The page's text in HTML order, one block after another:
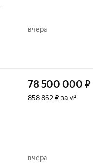
вчера
78 500 000 ₽
858 862 ₽ за м²
вчера